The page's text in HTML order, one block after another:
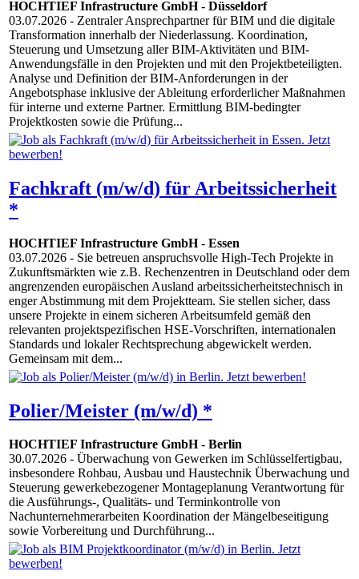
HOCHTIEF Infrastructure GmbH- Düsseldorf
03.07.2026 - Zentraler Ansprechpartner für BIM und die digitale
Transformation innerhalb der Niederlassung. Koordination,
Steuerung und Umsetzung aller BIM-Aktivitäten und BIM-
Anwendungsfälle in den Projekten und mit den Projektbeteiligten.
Analyse und Definition der BIM-Anforderungen in der
Angebotsphase inklusive der Ableitung erforderlicher Maßnahmen
für interne und externe Partner. Ermittlung BIM-bedingter
Projektkosten sowie die Prüfung...
Fachkraft (m/w/d) für Arbeitssicherheit
*
HOCHTIEF Infrastructure GmbH- Essen
03.07.2026 - Sie betreuen anspruchsvolle High-Tech Projekte in
Zukunftsmärkten wie z.B. Rechenzentren in Deutschland oder dem
angrenzenden europäischen Ausland arbeitssicherheitstechnisch in
enger Abstimmung mit dem Projektteam. Sie stellen sicher, dass
unsere Projekte in einem sicheren Arbeitsumfeld gemäß den
relevanten projektspezifischen HSE-Vorschriften, internationalen
Standards und lokaler Rechtsprechung abgewickelt werden.
Gemeinsam mit dem...
Polier/Meister (m/w/d) *
HOCHTIEF Infrastructure GmbH- Berlin
30.07.2026 - Überwachung von Gewerken im Schlüsselfertigbau,
insbesondere Rohbau, Ausbau und Haustechnik Überwachung und
Steuerung gewerkebezogener Montageplanung Verantwortung für
die Ausführungs-, Qualitäts- und Terminkontrolle von
Nachunternehmerarbeiten Koordination der Mängelbeseitigung
sowie Vorbereitung und Durchführung...